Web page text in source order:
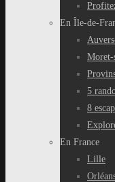
En Île-de-
5
8
En France
Lille